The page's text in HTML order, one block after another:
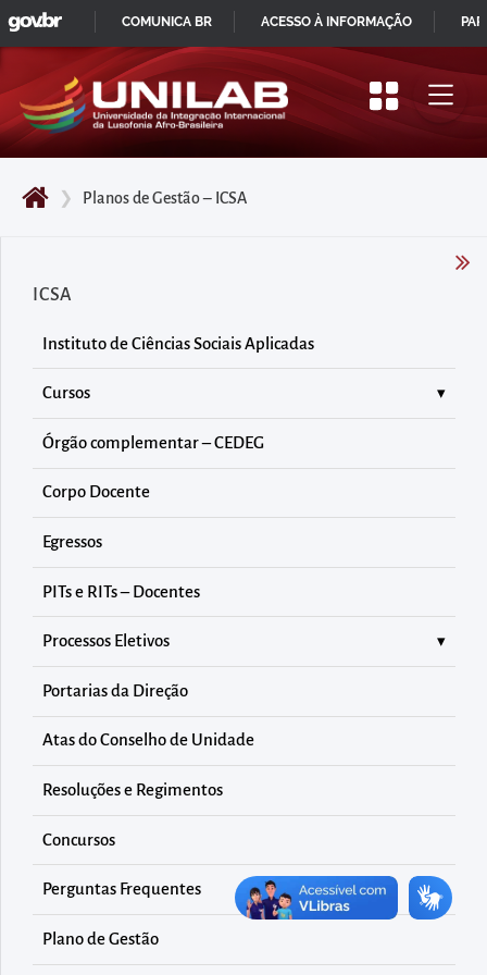
Pular
para
início
do
principal
Acessar
menu
principal
Acessar
diretamente
à
área
para
realizar
buscas
diretamente
as
informações
postas
no
rodapé
❯ Planos de Gestão – ICSA
ICSA
Instituto de Ciências Sociais Aplicadas
Cursos
Órgão complementar – CEDEG
Corpo Docente
Egressos
PITs e RITs – Docentes
Processos Eletivos
Portarias da Direção
Atas do Conselho de Unidade
Resoluções e Regimentos
Concursos
Perguntas Frequentes
Plano de Gestão
IR
PARA
CONTEÚDO
GOVBR
COMUNICA BR ACESSO À INFORMAÇÃO